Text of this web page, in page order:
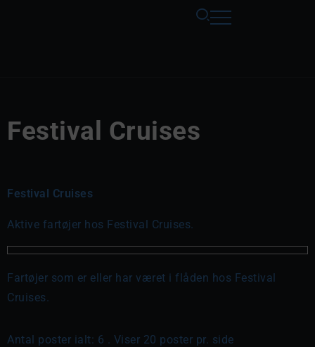
Festival Cruises
Festival Cruises
Aktive fartøjer hos Festival Cruises.
Fartøjer som er eller har været i flåden hos Festival
Cruises.
Antal poster ialt: 6 . Viser 20 poster pr. side